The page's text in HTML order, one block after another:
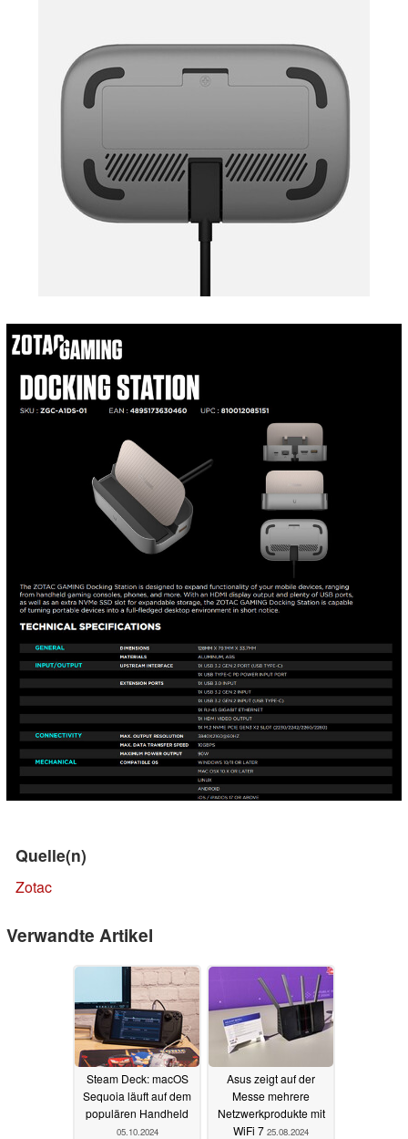
Quelle(n)
Zotac
Verwandte Artikel
Steam Deck: macOS
Sequoia läuft auf dem
populären Handheld
05.10.2024
Asus zeigt auf der
Messe mehrere
Netzwerkprodukte mit
WiFi 7 25.08.2024